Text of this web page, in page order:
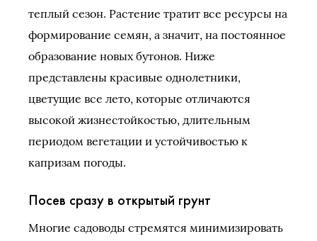
теплый сезон. Растение тратит все ресурсы на
формирование семян, а значит, на постоянное
образование новых бутонов. Ниже
представлены красивые однолетники,
цветущие все лето, которые отличаются
высокой жизнестойкостью, длительным
периодом вегетации и устойчивостью к
капризам погоды.
Посев сразу в открытый грунт
Многие садоводы стремятся минимизировать